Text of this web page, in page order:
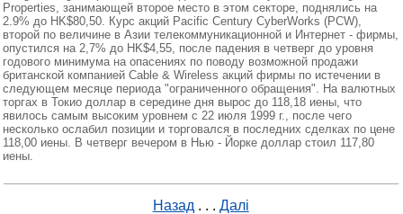
Properties, занимающей второе место в этом секторе, поднялись на
2.9% до HK$80,50. Курс акций Pacific Century CyberWorks (PCW),
второй по величине в Азии телекоммуникационной и Интернет - фирмы,
опустился на 2,7% до HK$4,55, после падения в четверг до уровня
годового минимума на опасениях по поводу возможной продажи
британской компанией Cable & Wireless акций фирмы по истечении в
следующем месяце периода "ограниченного обращения". На валютных
торгах в Токио доллар в середине дня вырос до 118,18 иены, что
явилось самым высоким уровнем с 22 июля 1999 г., после чего
несколько ослабил позиции и торговался в последних сделках по цене
118,00 иены. В четверг вечером в Нью - Йорке доллар стоил 117,80
иены.
Назад . . . Далі